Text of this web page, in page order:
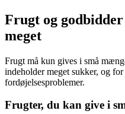
Frugt og
meget
Frugt må kun gives i små
indeholder meget sukker, og
fordøjelsesproblemer.
Frugter, du kan give i